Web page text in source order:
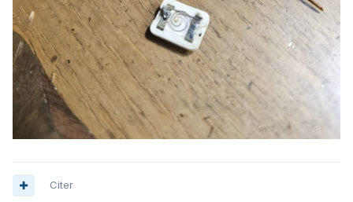
Citer